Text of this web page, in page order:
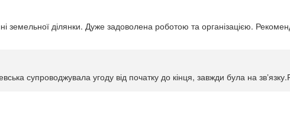
земельної ділянки. Дуже задоволена роботою та організацією.
супроводжувала угоду від початку до кінця, завжди була на